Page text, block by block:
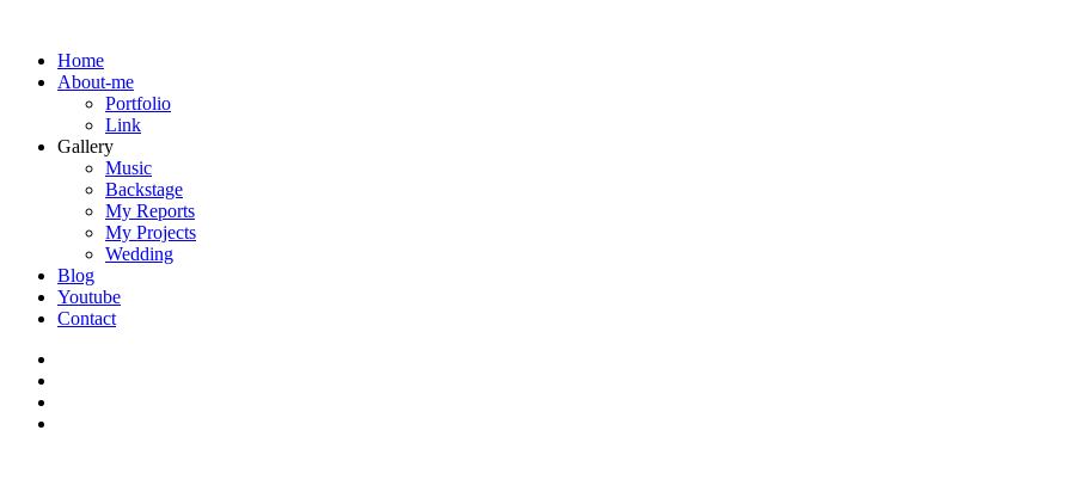
Home
About-me
Portfolio
Link
Gallery
Music
Backstage
My Reports
My Projects
Wedding
Blog
Youtube
Contact